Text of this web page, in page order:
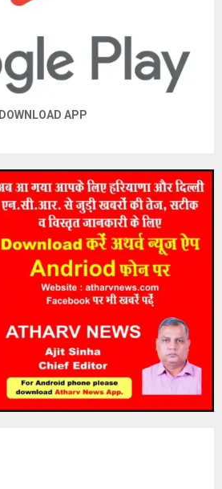
DOWNLOAD APP